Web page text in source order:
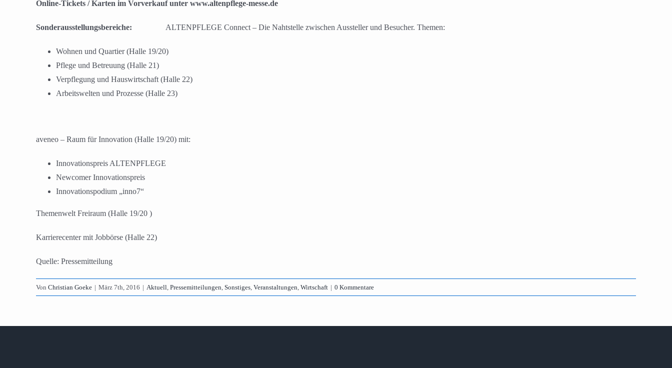
Online-Tickets / Karten im Vorverkauf unter www.altenpflege-messe.de
Sonderausstellungsbereiche: ALTENPFLEGE Connect – Die Nahtstelle zwischen Aussteller und Besucher. Themen:
Wohnen und Quartier (Halle 19/20)
Pflege und Betreuung (Halle 21)
Verpflegung und Hauswirtschaft (Halle 22)
Arbeitswelten und Prozesse (Halle 23)
aveneo – Raum für Innovation (Halle 19/20) mit:
Innovationspreis ALTENPFLEGE
Newcomer Innovationspreis
Innovationspodium „inno7“
Themenwelt Freiraum (Halle 19/20 )
Karrierecenter mit Jobbörse (Halle 22)
Quelle: Pressemitteilung
Von Christian Goeke | März 7th, 2016 | Aktuell, Pressemitteilungen, Sonstiges, Veranstaltungen, Wirtschaft | 0 Kommentare